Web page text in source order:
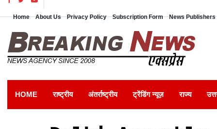
Home About Us Privacy Policy Subscription Form News
HOME राष्ट्रीय अंतर्राष्ट्रीय ट्रेंडिंग न्यूज़ राज्य